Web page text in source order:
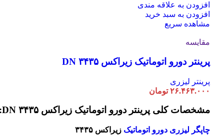
افزودن به علاقه مندی
افزودن به سبد خرید
مشاهده سریع
مقایسه
پرینتر دورو اتوماتیک زیراکس DN ۳۴۳۵
پرینتر لیزری
۲۶.۴۶۳.۰۰۰ تومان
مشخصات کلی پرینتر دورو اتوماتیک زیراکس DN ۳۴۳۵:
چاپگر لیزری دورو اتوماتیک زیراکس ۳۴۳۵